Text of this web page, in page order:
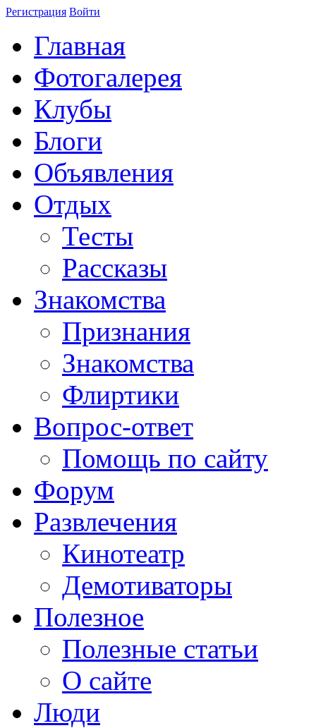
Регистрация Войти
Главная
Фотогалерея
Клубы
Блоги
Объявления
Отдых
Тесты
Рассказы
Знакомства
Признания
Знакомства
Флиртики
Вопрос-ответ
Помощь по сайту
Форум
Развлечения
Кинотеатр
Демотиваторы
Полезное
Полезные статьи
О сайте
Люди